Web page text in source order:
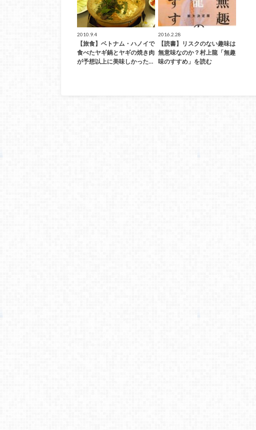
2010.9.4
【旅食】ベトナム・ハノイで
食べたヤギ鍋とヤギの焼き肉
が予想以上に美味しかった…
2016.2.28
【読書】リスクのない趣味は
無意味なのか？村上龍「無趣
味のすすめ」を読む